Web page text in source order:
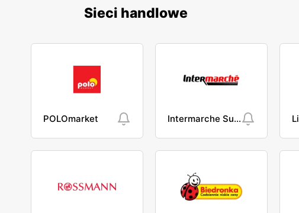
Sieci handlowe
POLOmarket Intermarche Super